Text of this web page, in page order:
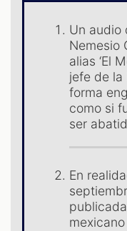
Un audio
Nemesio
alias ‘El
jefe de la
forma
como si
ser
En